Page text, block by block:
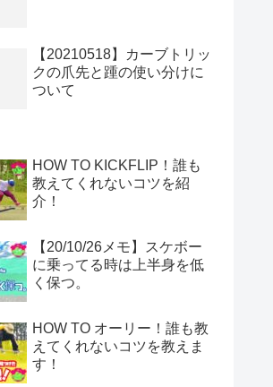
【20210518】カーブトリッ
クの爪先と踵の使い分けに
ついて
HOW TO KICKFLIP！誰も
教えてくれないコツを紹
介！
【20/10/26メモ】スケボー
に乗ってる時は上半身を低
く保つ。
HOW TO オーリー！誰も教
えてくれないコツを教えま
す！